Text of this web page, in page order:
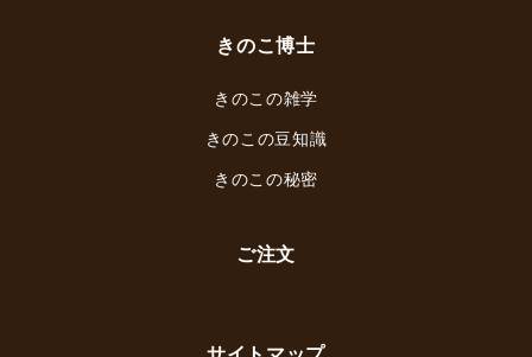
きのこ博士
きのこの雑学
きのこの豆知識
きのこの秘密
ご注文